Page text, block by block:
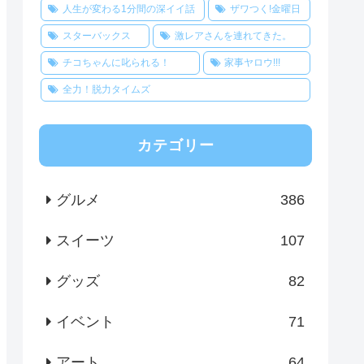
人生が変わる1分間の深イイ話 ザワつく!金曜日
スターバックス 激レアさんを連れてきた。
チコちゃんに叱られる！ 家事ヤロウ!!!
全力！脱力タイムズ
カテゴリー
グルメ 386
スイーツ 107
グッズ 82
イベント 71